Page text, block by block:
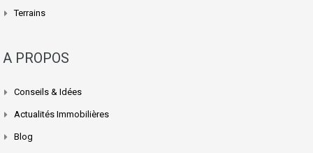
Terrains
A PROPOS
Conseils & Idées
Actualités Immobilières
Blog